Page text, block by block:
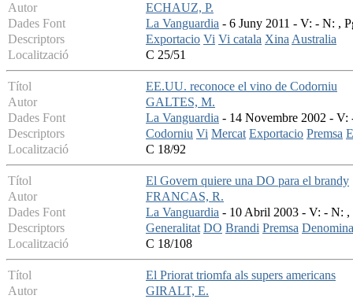
Autor
ECHAUZ, P.
Dades Font
La Vanguardia - 6 Juny 2011 - V: - N: ,
Descriptors
Exportacio Vi Vi catala XinaAustralia
Localització
C 25/51
Títol
EE.UU. reconoce el vino de Codorniu
Autor
GALTES, M.
Dades Font
La Vanguardia - 14 Novembre 2002 - V:
Descriptors
Codorniu Vi Mercat Exportacio Premsa
Localització
C 18/92
Títol
El Govern quiere una DO para el brandy
Autor
FRANCAS, R.
Dades Font
La Vanguardia - 10 Abril 2003 - V: - N: ,
Descriptors
Generalitat DO Brandi Premsa
Localització
C 18/108
Títol
El Priorat triomfa als supers americans
Autor
GIRALT, E.